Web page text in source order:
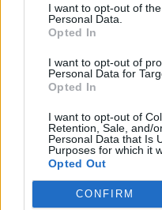
I want to opt-out of
Personal Data.
Opted In
I want to opt-out of
Personal Data for
Opted In
I want to opt-out of
Retention, Sale, and/
Personal Data that Is
Purposes for which it
Opted Out
CONFIRM
Live στις 16:00, ο αγώνας της
Εθνική Παίδων: Απώλεσε
προβάδισμα 13 πόντων και
έχασε 84-89 από το Ισραήλ